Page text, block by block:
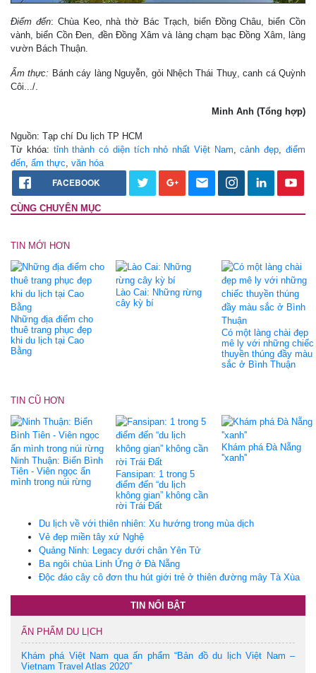
Điểm đến: Chùa Keo, nhà thờ Bác Trạch, biển Đồng Châu, biển Cồn
vành, biển Cồn Đen, đền Đồng Xâm và làng chạm bạc Đồng Xâm, làng
vườn Bách Thuận.
Ẩm thực: Bánh cáy làng Nguyễn, gỏi Nhệch Thái Thuỵ, canh cá Quỳnh
Côi.../.
Minh Anh (Tổng hợp)
Nguồn: Tạp chí Du lịch TP HCM
Từ khóa: tỉnh thành có diện tích nhỏ nhất Việt Nam ,cảnh đẹp ,điểm
đến ẩm thực văn hóa
FACEBOOK
CÙNG CHUYÊN MỤC
TIN MỚI HƠN
Những địa điểm cho
thuê trang phục đẹp
khi du lịch tại Cao
Bằng
Lào Cai: Những rừng
cây kỳ bí
Có một làng chài đẹp
mê ly với những chiếc
thuyền thúng đầy màu
sắc ở Bình Thuận
TIN CŨ HƠN
Ninh Thuận: Biển Bình
Tiên - Viên ngọc ẩn
mình trong núi rừng
Fansipan: 1 trong 5
điểm đến “du lịch
không gian” không cần
rời Trái Đất
Khám phá Đà Nẵng
''xanh''
Du lịch về với thiên nhiên: Xu hướng trong mùa dịch
Vẻ đẹp miền tây xứ Nghệ
Quảng Ninh: Legacy dưới chân Yên Tử
Ba ngôi chùa Linh Ứng ở Đà Nẵng
Độc đáo cây cô đơn thu hút giới trẻ ở thiên đường mây Tà Xùa
TIN NỔI BẬT
ẤN PHẨM DU LỊCH
Khám phá Việt Nam qua ấn phẩm “Bản đồ du lịch Việt Nam –
Vietnam Travel Atlas 2020”